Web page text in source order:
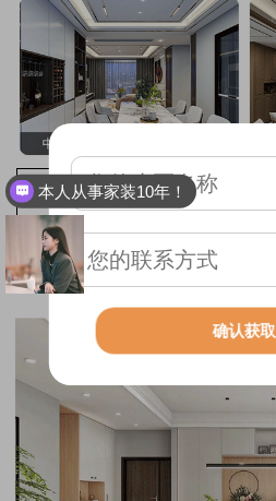
确认获取
本人从事家装10年！